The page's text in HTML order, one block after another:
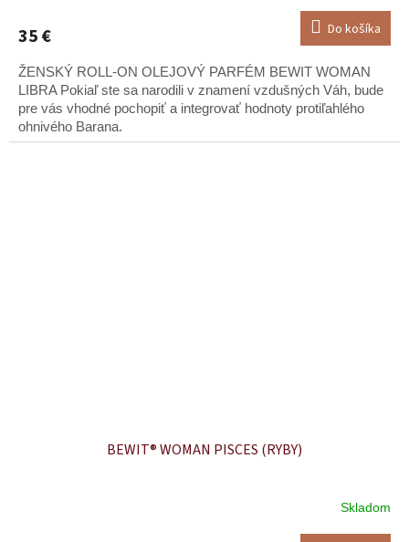
35 € Do košíka
ŽENSKÝ ROLL-ON OLEJOVÝ PARFÉM BEWIT WOMAN
LIBRA Pokiaľ ste sa narodili v znamení vzdušných Váh, bude
pre vás vhodné pochopiť a integrovať hodnoty protiľahlého
ohnivého Barana.
BEWIT® WOMAN PISCES (RYBY)
Skladom